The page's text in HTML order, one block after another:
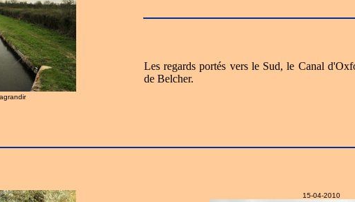
Les regards portés vers le Sud, le Canal
de Belcher.
15-04-2010